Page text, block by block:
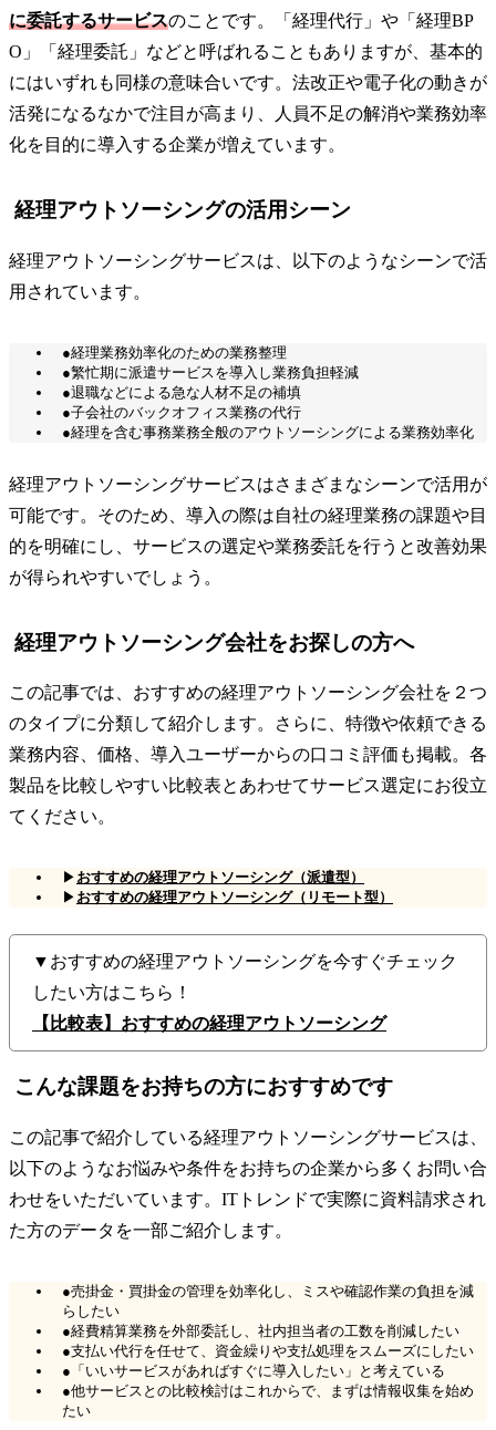
に委託するサービスのことです。「経理代行」や「経理BP
O」「経理委託」などと呼ばれることもありますが、基本的
にはいずれも同様の意味合いです。法改正や電子化の動きが
活発になるなかで注目が高まり、人員不足の解消や業務効率
化を目的に導入する企業が増えています。
経理アウトソーシングの活用シーン
経理アウトソーシングサービスは、以下のようなシーンで活
用されています。
●経理業務効率化のための業務整理
●繁忙期に派遣サービスを導入し業務負担軽減
●退職などによる急な人材不足の補填
●子会社のバックオフィス業務の代行
●経理を含む事務業務全般のアウトソーシングによる業務効率化
経理アウトソーシングサービスはさまざまなシーンで活用が
可能です。そのため、導入の際は自社の経理業務の課題や目
的を明確にし、サービスの選定や業務委託を行うと改善効果
が得られやすいでしょう。
経理アウトソーシング会社をお探しの方へ
この記事では、おすすめの経理アウトソーシング会社を２つ
のタイプに分類して紹介します。さらに、特徴や依頼できる
業務内容、価格、導入ユーザーからの口コミ評価も掲載。各
製品を比較しやすい比較表とあわせてサービス選定にお役立
てください。
▶ おすすめの経理アウトソーシング（派遣型）
▶ おすすめの経理アウトソーシング（リモート型）
▼おすすめの経理アウトソーシングを今すぐチェック
したい方はこちら！
【比較表】おすすめの経理アウトソーシング
こんな課題をお持ちの方におすすめです
この記事で紹介している経理アウトソーシングサービスは、
以下のようなお悩みや条件をお持ちの企業から多くお問い合
わせをいただいています。ITトレンドで実際に資料請求され
た方のデータを一部ご紹介します。
●売掛金・買掛金の管理を効率化し、ミスや確認作業の負担を減
らしたい
●経費精算業務を外部委託し、社内担当者の工数を削減したい
●支払い代行を任せて、資金繰りや支払処理をスムーズにしたい
●「いいサービスがあればすぐに導入したい」と考えている
●他サービスとの比較検討はこれからで、まずは情報収集を始め
たい